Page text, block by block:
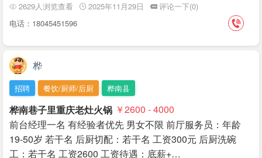
2629人浏览查看 2025年11月29日
评论一下(0)
电话：18045451596
桦
招聘 餐饮/厨师/后厨 桦南县
桦南巷子里重庆老灶火锅 ￥2600 - 4000
前台经理一名 有经验者优先 男女不限 前厅服务员：年龄
19-50岁 若干名 后厨切配：若干名 工资300元 后厨洗碗
工：若干名 工资2600 工资待遇：底薪+…